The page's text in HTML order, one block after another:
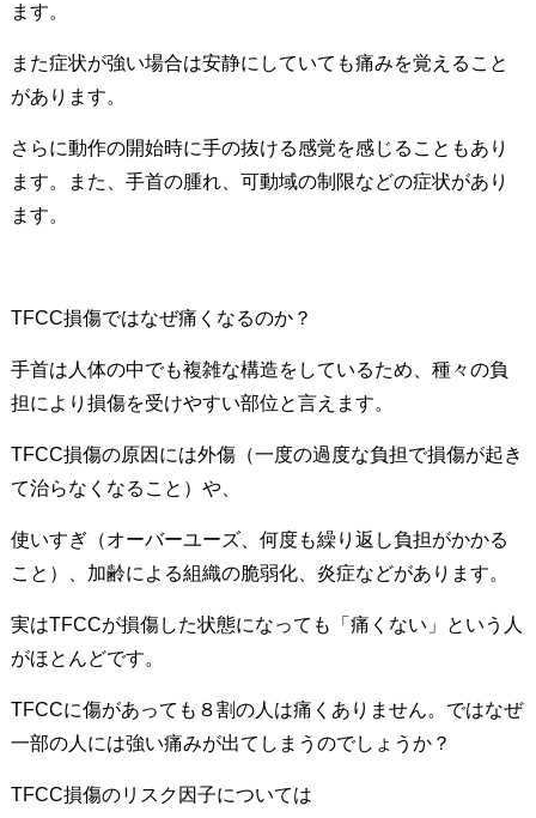
ます。
また症状が強い場合は安静にしていても痛みを覚えること
があります。
さらに動作の開始時に手の抜ける感覚を感じることもあり
ます。また、手首の腫れ、可動域の制限などの症状があり
ます。
TFCC損傷ではなぜ痛くなるのか？
手首は人体の中でも複雑な構造をしているため、種々の負
担により損傷を受けやすい部位と言えます。
TFCC損傷の原因には外傷（一度の過度な負担で損傷が起き
て治らなくなること）や、
使いすぎ（オーバーユーズ、何度も繰り返し負担がかかる
こと）、加齢による組織の脆弱化、炎症などがあります。
実はTFCCが損傷した状態になっても「痛くない」という人
がほとんどです。
TFCCに傷があっても８割の人は痛くありません。ではなぜ
一部の人には強い痛みが出てしまうのでしょうか？
TFCC損傷のリスク因子については